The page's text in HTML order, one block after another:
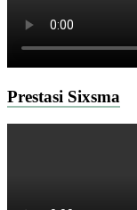
Prestasi Sixsma